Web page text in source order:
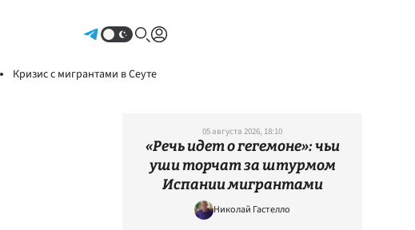
Кризис с мигрантами в Сеуте
05 августа 2026, 18:10
«Речь идет о гегемоне»: чьи
уши торчат за штурмом
Испании мигрантами
Николай Гастелло